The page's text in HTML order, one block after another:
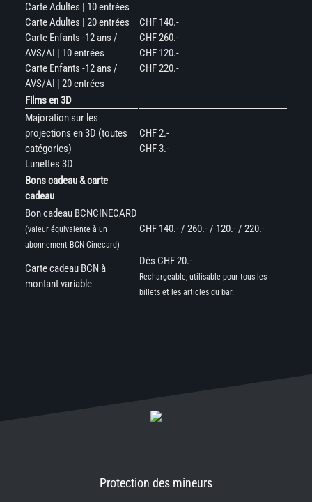
Carte Adultes | 10 entrées
Carte Adultes | 20 entrées
Carte Enfants -12 ans /
AVS/AI | 10 entrées
Carte Enfants -12 ans /
AVS/AI | 20 entrées
CHF 140.-
CHF 260.-
CHF 120.-
CHF 220.-
Films en 3D
Majoration sur les
projections en 3D (toutes
catégories)
Lunettes 3D
CHF 2.-
CHF 3.-
Bons cadeau & carte
cadeau
Bon cadeau BCNCINECARD
(valeur équivalente à un
abonnement BCN Cinecard)
CHF 140.- / 260.- / 120.- / 220.-
Carte cadeau BCN à
montant variable
Dès CHF 20.-
Rechargeable, utilisable pour tous les
billets et les articles du bar.
Protection des mineurs